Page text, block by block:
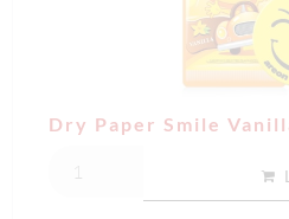
Dry Paper Smile